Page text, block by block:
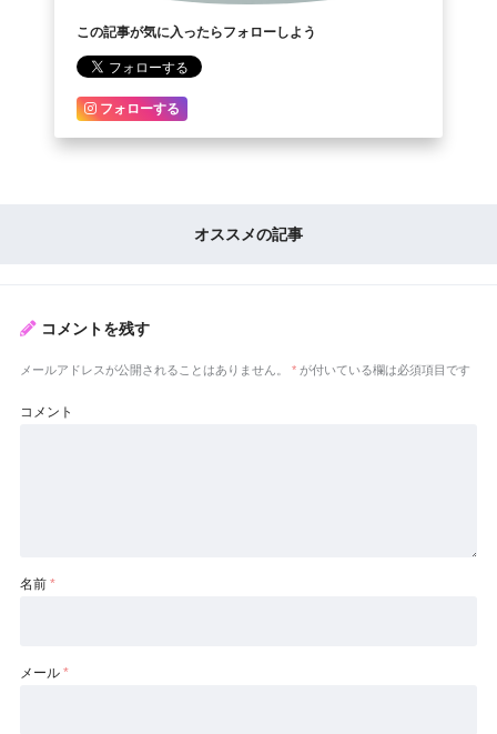
この記事が気に入ったらフォローしよう
フォローする
オススメの記事
コメントを残す
メールアドレスが公開されることはありません。 * が付いている欄は必須項目です
コメント
名前 *
メール *